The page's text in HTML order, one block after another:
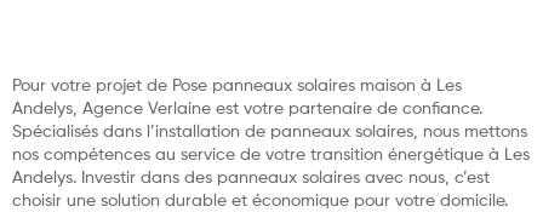
Pour votre projet de Pose panneaux solaires maison à Les
Andelys, Agence Verlaine est votre partenaire de confiance.
Spécialisés dans l’installation de panneaux solaires, nous mettons
nos compétences au service de votre transition énergétique à Les
Andelys. Investir dans des panneaux solaires avec nous, c’est
choisir une solution durable et économique pour votre domicile.